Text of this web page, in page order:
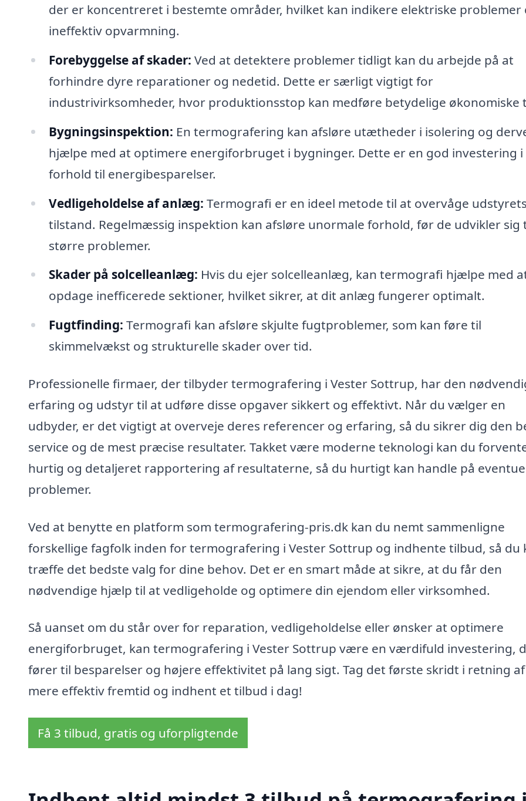
der er koncentreret i bestemte områder, hvilket kan indikere elektriske problemer
ineffektiv opvarmning.
Forebyggelse af skader: Ved at detektere problemer tidligt kan du arbejde på at
forhindre dyre reparationer og nedetid. Dette er særligt vigtigt for
industrivirksomheder, hvor produktionsstop kan medføre betydelige økonomiske
Bygningsinspektion: En termografering kan afsløre utætheder i isolering og
hjælpe med at optimere energiforbruget i bygninger. Dette er en god investering i
forhold til energibesparelser.
Vedligeholdelse af anlæg: Termografi er en ideel metode til at overvåge udstyrets
tilstand. Regelmæssig inspektion kan afsløre unormale forhold, før de udvikler sig
større problemer.
Skader på solcelleanlæg: Hvis du ejer solcelleanlæg, kan termografi hjælpe med
opdage inefficerede sektioner, hvilket sikrer, at dit anlæg fungerer optimalt.
Fugtfinding: Termografi kan afsløre skjulte fugtproblemer, som kan føre til
skimmelvækst og strukturelle skader over tid.
Professionelle firmaer, der tilbyder termografering i Vester Sottrup, har den
erfaring og udstyr til at udføre disse opgaver sikkert og effektivt. Når du vælger en
udbyder, er det vigtigt at overveje deres referencer og erfaring, så du sikrer dig den
service og de mest præcise resultater. Takket være moderne teknologi kan du
hurtig og detaljeret rapportering af resultaterne, så du hurtigt kan handle på
problemer.
Ved at benytte en platform som termografering-pris.dk kan du nemt sammenligne
forskellige fagfolk inden for termografering i Vester Sottrup og indhente tilbud, så du
træffe det bedste valg for dine behov. Det er en smart måde at sikre, at du får den
nødvendige hjælp til at vedligeholde og optimere din ejendom eller virksomhed.
Så uanset om du står over for reparation, vedligeholdelse eller ønsker at optimere
energiforbruget, kan termografering i Vester Sottrup være en værdifuld investering,
fører til besparelser og højere effektivitet på lang sigt. Tag det første skridt i retning
mere effektiv fremtid og indhent et tilbud i dag!
Få 3 tilbud, gratis og uforpligtende